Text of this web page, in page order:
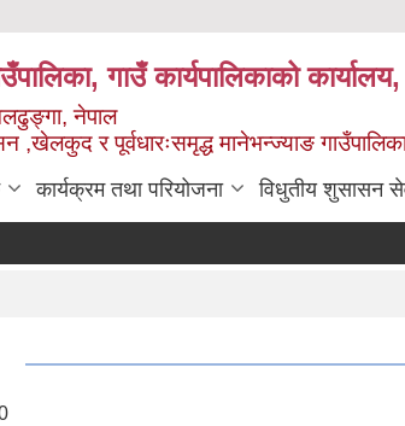
गाउँ कार्यपालिकाको कार्यालय,
नेपाल
,खेलकुद र पूर्वधारःसमृद्ध मानेभन्ज्याङ
कार्यक्रम तथा परियोजना विधुतीय शुसासन